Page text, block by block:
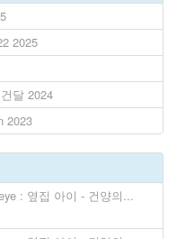
2025
달 2024
2023
: 옆집 아이 - 건양의...